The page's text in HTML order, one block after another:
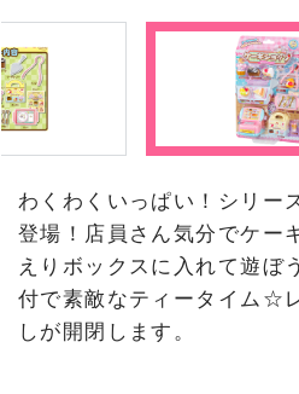
わくわくいっぱい！シリー
登場！店員さん気分でケー
えりボックスに入れて遊ぼ
付で素敵なティータイム☆
しが開閉します。